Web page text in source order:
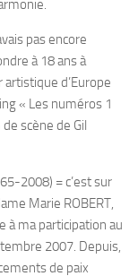
pas encore
à 18 ans à
artistique d’Europe
« Les numéros 1
scène de Gil
2008) = c’est sur
Marie ROBERT,
à ma participation au
2007. Depuis,
de paix